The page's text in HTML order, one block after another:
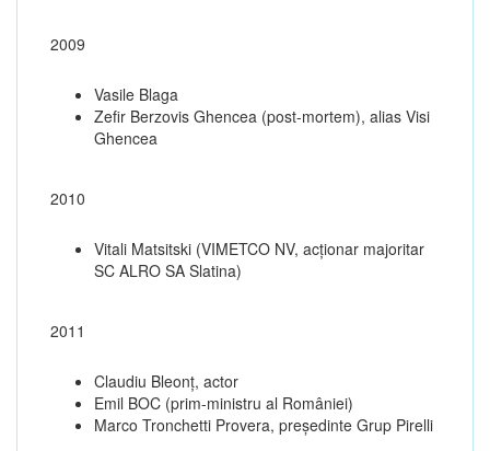
2009
Vasile Blaga
Zefir Berzovis Ghencea (post-mortem), alias Visi
Ghencea
2010
Vitali Matsitski (VIMETCO NV, acționar majoritar
SC ALRO SA Slatina)
2011
Claudiu Bleonț, actor
Emil BOC (prim-ministru al României)
Marco Tronchetti Provera, președinte Grup Pirelli